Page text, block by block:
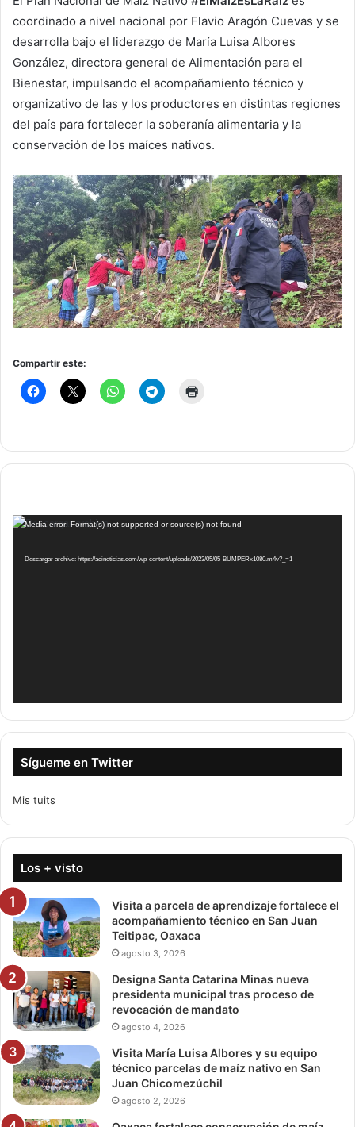
coordinado a nivel nacional por Flavio Aragón Cuevas y se
desarrolla bajo el liderazgo de María Luisa Albores
González, directora general de Alimentación para el
Bienestar, impulsando el acompañamiento técnico y
organizativo de las y los productores en distintas regiones
del país para fortalecer la soberanía alimentaria y la
conservación de los maíces nativos.
Compartir este:
Reproductor
vídeo
Media error: Format(s) not supported or source(s) not found
Descargar archivo: https://acinoticias.com/wp-content/uploads/2023/05/05-BUMPERx1080.m4v?_=1
Sígueme en Twitter
Mis tuits
Los + visto
Visita a parcela de aprendizaje fortalece el
acompañamiento técnico en San Juan
Teitipac, Oaxaca
agosto 3, 2026
Designa Santa Catarina Minas nueva
presidenta municipal tras proceso de
revocación de mandato
agosto 4, 2026
Visita María Luisa Albores y su equipo
técnico parcelas de maíz nativo en San
Juan Chicomezúchil
agosto 2, 2026